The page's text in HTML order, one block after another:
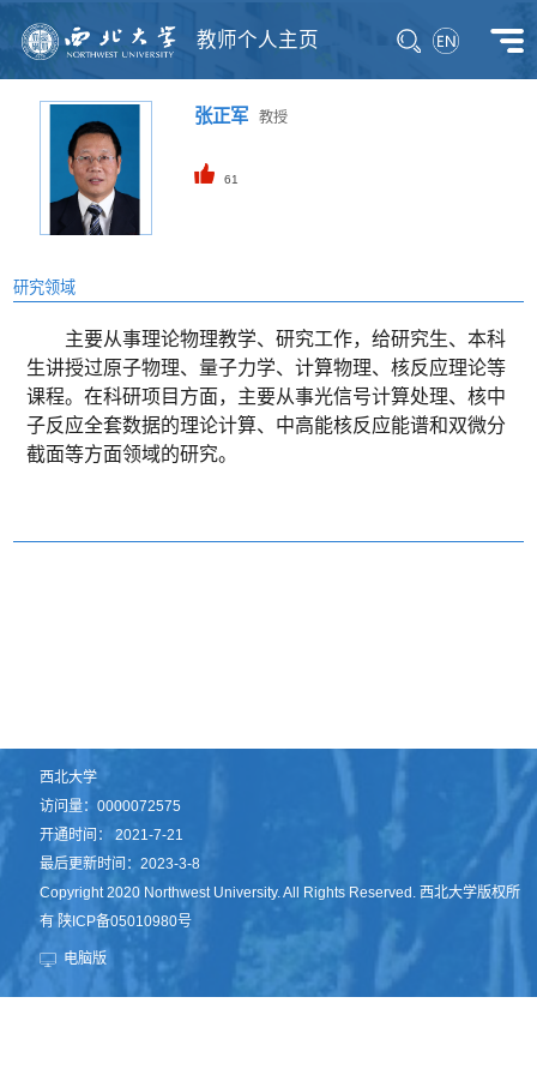
教师个人主页
张正军教授
61
研究领域
主要从事理论物理教学、研究工作，给研究生、本科
生讲授过原子物理、量子力学、计算物理、核反应理论等
课程。在科研项目方面，主要从事光信号计算处理、核中
子反应全套数据的理论计算、中高能核反应能谱和双微分
截面等方面领域的研究。
西北大学
访问量：0000072575
开通时间：2021-7-21
最后更新时间：2023-3-8
Copyright 2020 Northwest University. All Rights Reserved. 西北大学版权所
有 陕ICP备05010980号
电脑版